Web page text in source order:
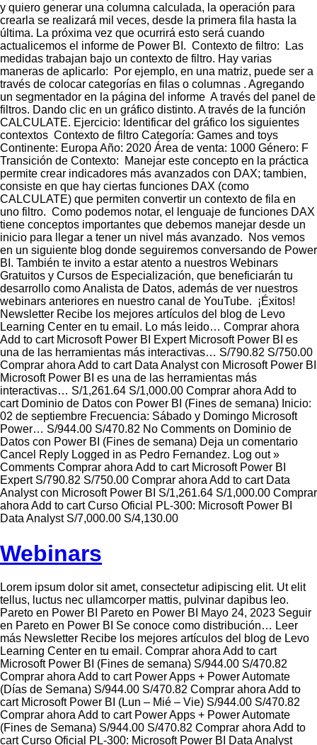
y quiero generar una columna calculada, la operación para
crearla se realizará mil veces, desde la primera fila hasta la
última. La próxima vez que ocurrirá esto será cuando
actualicemos el informe de Power BI. Contexto de filtro: Las
medidas trabajan bajo un contexto de filtro. Hay varias
maneras de aplicarlo: Por ejemplo, en una matriz, puede ser a
través de colocar categorías en filas o columnas . Agregando
un segmentador en la página del informe A través del panel de
filtros. Dando clic en un gráfico distinto. A través de la función
CALCULATE. Ejercicio: Identificar del gráfico los siguientes
contextos Contexto de filtro Categoría: Games and toys
Continente: Europa Año: 2020 Área de venta: 1000 Género: F
Transición de Contexto: Manejar este concepto en la práctica
permite crear indicadores más avanzados con DAX; tambien,
consiste en que hay ciertas funciones DAX (como
CALCULATE) que permiten convertir un contexto de fila en
uno filtro. Como podemos notar, el lenguaje de funciones DAX
tiene conceptos importantes que debemos manejar desde un
inicio para llegar a tener un nivel más avanzado. Nos vemos
en un siguiente blog donde seguiremos conversando de Power
BI. También te invito a estar atento a nuestros Webinars
Gratuitos y Cursos de Especialización, que beneficiarán tu
desarrollo como Analista de Datos, además de ver nuestros
webinars anteriores en nuestro canal de YouTube. ¡Éxitos!
Newsletter Recibe los mejores artículos del blog de Levo
Learning Center en tu email. Lo más leido… Comprar ahora
Add to cart Microsoft Power BI Expert Microsoft Power BI es
una de las herramientas más interactivas… S/790.82 S/750.00
Comprar ahora Add to cart Data Analyst con Microsoft Power BI
Microsoft Power BI es una de las herramientas más
interactivas… S/1,261.64 S/1,000.00 Comprar ahora Add to
cart Dominio de Datos con Power BI (Fines de semana) Inicio:
02 de septiembre Frecuencia: Sábado y Domingo Microsoft
Power… S/944.00 S/470.82 No Comments on Dominio de
Datos con Power BI (Fines de semana) Deja un comentario
Cancel Reply Logged in as Pedro Fernandez. Log out »
Comments Comprar ahora Add to cart Microsoft Power BI
Expert S/790.82 S/750.00 Comprar ahora Add to cart Data
Analyst con Microsoft Power BI S/1,261.64 S/1,000.00 Comprar
ahora Add to cart Curso Oficial PL-300: Microsoft Power BI
Data Analyst S/7,000.00 S/4,130.00
Webinars
Lorem ipsum dolor sit amet, consectetur adipiscing elit. Ut elit
tellus, luctus nec ullamcorper mattis, pulvinar dapibus leo.
Pareto en Power BI Pareto en Power BI Mayo 24, 2023 Seguir
en Pareto en Power BI Se conoce como distribución… Leer
más Newsletter Recibe los mejores artículos del blog de Levo
Learning Center en tu email. Comprar ahora Add to cart
Microsoft Power BI (Fines de semana) S/944.00 S/470.82
Comprar ahora Add to cart Power Apps + Power Automate
(Días de Semana) S/944.00 S/470.82 Comprar ahora Add to
cart Microsoft Power BI (Lun – Mié – Vie) S/944.00 S/470.82
Comprar ahora Add to cart Power Apps + Power Automate
(Fines de Semana) S/944.00 S/470.82 Comprar ahora Add to
cart Curso Oficial PL-300: Microsoft Power BI Data Analyst